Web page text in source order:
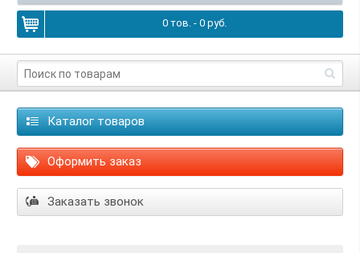
0тов. - 0руб.
Каталог товаров
Оформить заказ
Заказать звонок